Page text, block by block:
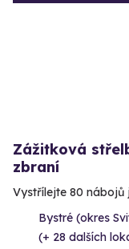
Zážitková
zbraní
Vystřílejte 80 nábojů
Bystré (okres
(+ 28 dalších